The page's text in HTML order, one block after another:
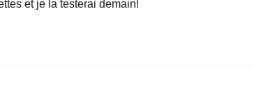
et je la testerai demain!